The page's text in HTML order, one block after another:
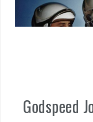
Godspeed